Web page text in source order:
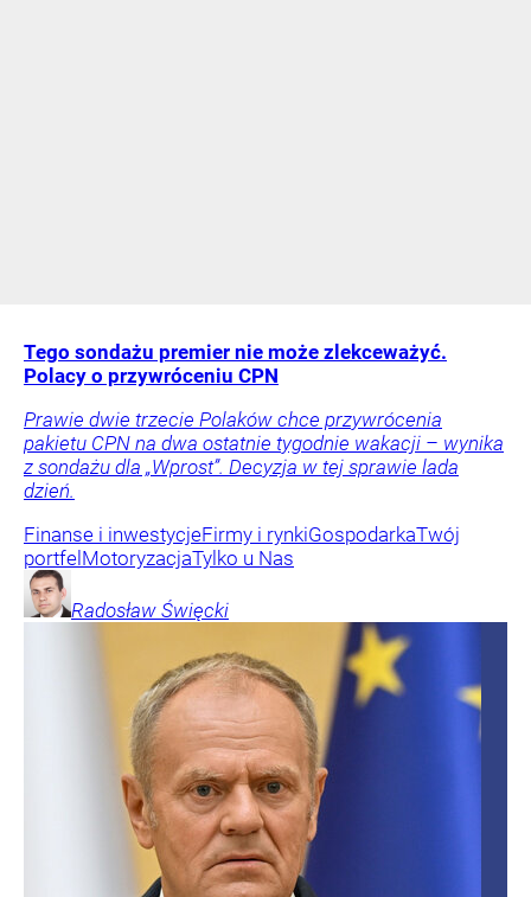
Tego sondażu premier nie może zlekceważyć.
Polacy o przywróceniu CPN
Prawie dwie trzecie Polaków chce przywrócenia
pakietu CPN na dwa ostatnie tygodnie wakacji – wynika
z sondażu dla „Wprost”. Decyzja w tej sprawie lada
dzień.
Finanse i inwestycjeFirmy i rynkiGospodarkaTwój
portfelMotoryzacjaTylko u Nas
Radosław Święcki